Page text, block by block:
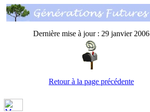
Dernière mise à jour : 29 janvier 2006
Retour à la page précédente